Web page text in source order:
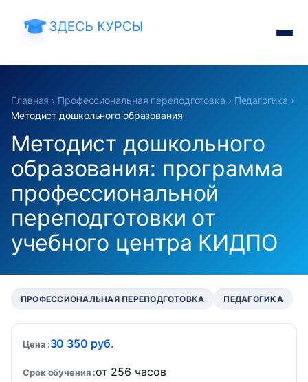
Главная › Профессиональная переподготовка › Педагогика ›
Методист дошкольного образования
Методист дошкольного
образования: программа
профессиональной
переподготовки от
учебного центра КИДПО
ПРОФЕССИОНАЛЬНАЯ ПЕРЕПОДГОТОВКА ПЕДАГОГИКА
Цена 30 350 руб.
Срок обучения от 256 часов